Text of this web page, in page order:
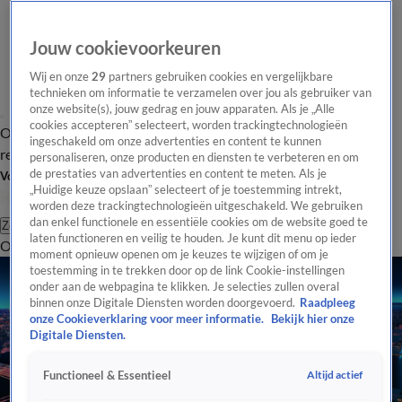
Overzicht Laatste nieuws Regionieuws Het beste van Hart
Tip de
redactie
Volg Hart van Nederland
Zoeken
OverzichtRegioUitzendingenWeerTip de redactiePanelVideo's
Jouw cookievoorkeuren
Wij en onze29 partners gebruiken cookies en vergelijkbare
technieken om informatie te verzamelen over jou als gebruiker van
onze website(s), jouw gedrag en jouw apparaten. Als je „Alle
cookies accepteren” selecteert, worden trackingtechnologieën
ingeschakeld om onze advertenties en content te kunnen
personaliseren, onze producten en diensten te verbeteren en om
de prestaties van advertenties en content te meten. Als je
„Huidige keuze opslaan” selecteert of je toestemming intrekt,
worden deze trackingtechnologieën uitgeschakeld. We gebruiken
dan enkel functionele en essentiële cookies om de website goed te
laten functioneren en veilig te houden. Je kunt dit menu op ieder
moment opnieuw openen om je keuzes te wijzigen of om je
toestemming in te trekken door op de link Cookie-instellingen
onder aan de webpagina te klikken. Je selecties zullen overal
binnen onze Digitale Diensten worden doorgevoerd. Raadpleeg
onze Cookieverklaring voor meer informatie.
Bekijk hier onze
Digitale Diensten.
Functioneel & Essentieel Altijd actief